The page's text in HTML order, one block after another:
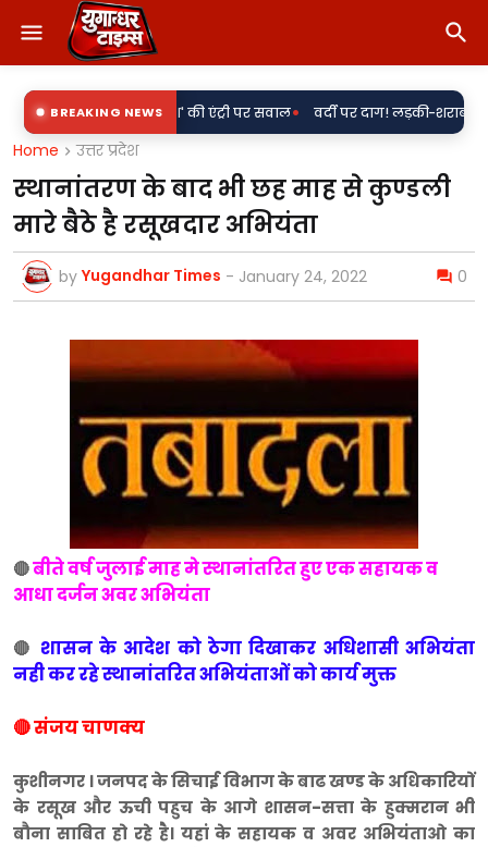
BREAKING NEWS
साथ 'राकेश' की एंट्री पर सवाल• वर्दी पर दाग! लड़की-शराब की मांग और
Home उत्तर प्रदेश
स्थानांतरण के बाद भी छह माह से कुण्डली
मारे बैठे है रसूखदार अभियंता
by Yugandhar Times - January 24, 2022 0
🔴बीते वर्ष जुलाई माह मे स्थानांतरित हुए एक सहायक व
आधा दर्जन अवर अभियंता
🔴 शासन के आदेश को ठेगा दिखाकर अधिशासी अभियंता
नही कर रहे स्थानांतरित अभियंताओं को कार्य मुक्त
🔴 संजय चाणक्य
कुशीनगर । जनपद के सिचाई विभाग के बाढ खण्ड के अधिकारियों
के रसूख और ऊची पहुच के आगे शासन-सत्ता के हुक्मरान भी
बौना साबित हो रहे है। यहां के सहायक व अवर अभियंताओ का